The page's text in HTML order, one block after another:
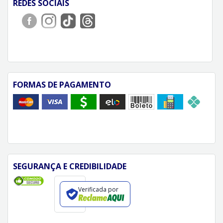
REDES SOCIAIS
FORMAS DE PAGAMENTO
SEGURANÇA E CREDIBILIDADE
Verificada por